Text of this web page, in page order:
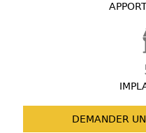
DEMANDER